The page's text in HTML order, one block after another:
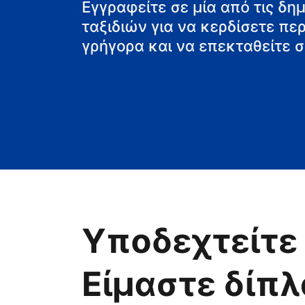
Εγγραφείτε σε μία από τις
ταξιδιών για να κερδίσετε
γρήγορα και να επεκταθείτε
Είμαστε